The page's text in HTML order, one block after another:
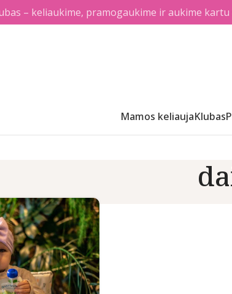
Mamos keliaujaKlubas
– keliaukime, pramogaukime ir aukime kartu